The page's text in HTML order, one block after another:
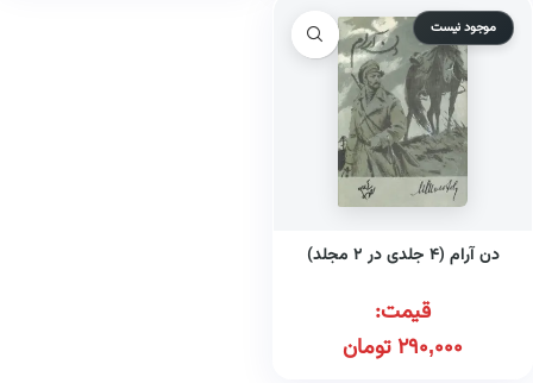
موجود نیست
دن آرام (۴ جلدی در ۲ مجلد)
قیمت:
290,000تومان